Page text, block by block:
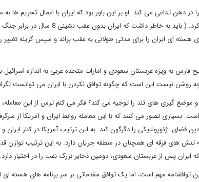
در ذهن تداعی می کند. او بر این باور بود که ایران با اعمال تحریم
نشانه ای این نگاه را تایید نمی کرد. (
هسته ای ایران را برای مدتی طولانی به عقب براند و سپس گزینه تغییر
فارس به ویژه عربستان سعودی و امارات متحده عربی به اندازه
روشن نیست این است که چگونه توافق نکردن با ایران می توانست
گیری های تند را توجیه می کند؟ فکر می کنم ترس از این معامله،
بسیاری تصور می کنند که با این معامله روابط ایران و آمریکا از
فضای ژئوپولتیکی را دگرگون کند. به این ترتیب آمریکا در کنار ایران و
های فرقه ای همچنان در منطقه جریان دارد. به این ترتیب توازن
ایران پس از عربستان سعودی، دومین ذخایر بزرگ نفت را در اختیار دارد.
توافقنامه مهم است، اما یک توافق مقدماتی بر سر برنامه های هسته ای